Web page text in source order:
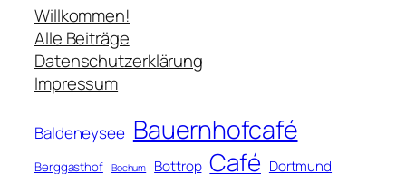
c
h
e
n
Willkommen!
Alle Beiträge
Datenschutzerklärung
Impressum
Baldeneysee Bauernhofcafé
Berggasthof Bochum Bottrop Café Dortmund